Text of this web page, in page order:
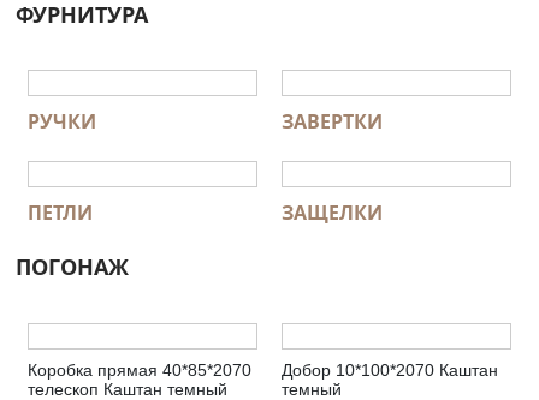
ФУРНИТУРА
РУЧКИ ЗАВЕРТКИ
ПЕТЛИ ЗАЩЕЛКИ
ПОГОНАЖ
Коробка прямая 40*85*2070
телескоп Каштан темный
Добор 10*100*2070 Каштан
темный